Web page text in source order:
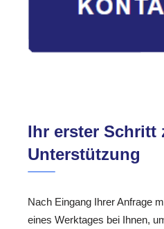
Ihr erster Schritt
Unterstützung
Nach Eingang Ihrer Anfrage
eines Werktages bei Ihnen,